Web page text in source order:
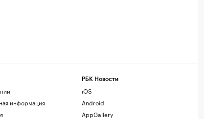
информация
РБК Новости
iOS
Android
AppGallery